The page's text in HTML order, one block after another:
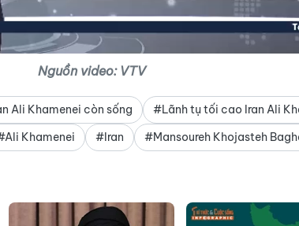
Nguồn video: VTV
Ali Khamenei còn sống
#Lãnh tụ tối cao Iran Ali
Khamenei #Iran #Mansoureh Khojasteh